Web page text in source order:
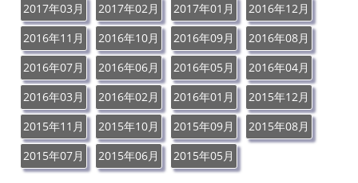
2017年03月
2017年02月 2017年01月
2016年12月
2016年11月
2016年10月 2016年09月
2016年08月
2016年07月
2016年06月 2016年05月
2016年04月
2016年03月
2016年02月 2016年01月
2015年12月
2015年11月
2015年10月 2015年09月
2015年08月
2015年07月
2015年06月 2015年05月